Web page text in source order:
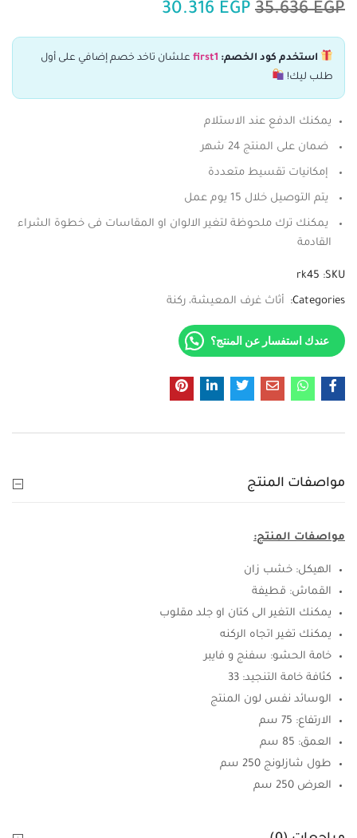
35.636EGP
30.316 EGP
استخدم كود الخصم: first1علشان تاخد خصم إضافي على أول
طلب ليك!
يمكنك الدفع عند الاستلام
ضمان على المنتج 24 شهر
إمكانيات تقسيط متعددة
يتم التوصيل خلال 15 يوم عمل
يمكنك ترك ملحوظة لتغير الالوان او المقاسات فى خطوة الشراء
القادمة
SKU:
rk45
Categories: أثاث غرف المعيشة ركنة
عندك استفسار عن المنتج؟
مواصفات المنتج
مواصفات المنتج:
الهيكل: خشب زان
القماش: قطيفة
يمكنك التغير الى كتان او جلد مقلوب
يمكنك تغير اتجاه الركنه
خامة الحشو: سفنج و فايبر
كثافة خامة التنجيد: 33
الوسائد نفس لون المنتج
الارتفاع: 75 سم
العمق: 85 سم
طول شازلونج 250 سم
العرض 250 سم